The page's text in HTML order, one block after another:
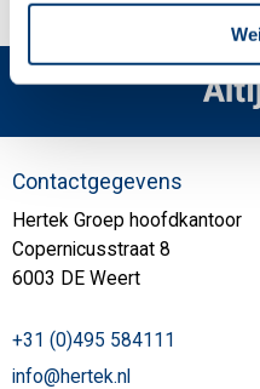
Contactgegevens
Hertek Groep hoofdkantoor
Copernicusstraat 8
6003 DE Weert
+31 (0)495 584111
info@hertek.nl